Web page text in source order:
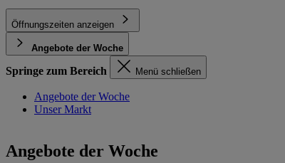
Öffnungszeiten anzeigen
Angebote der Woche
Springe zum Bereich Menü schließen
Angebote der Woche
Unser Markt
Angebote der Woche